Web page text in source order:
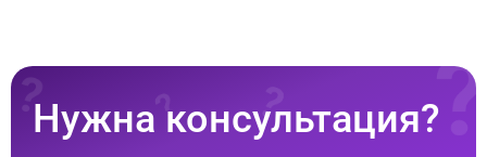
Нужна консультация?